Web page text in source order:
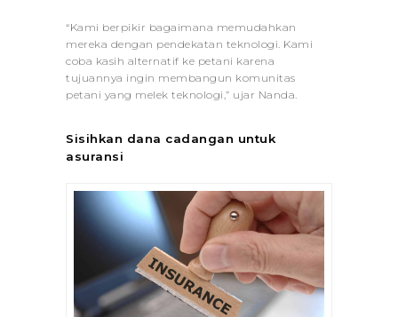
“Kami berpikir bagaimana memudahkan
mereka dengan pendekatan teknologi. Kami
coba kasih alternatif ke petani karena
tujuannya ingin membangun komunitas
petani yang melek teknologi,” ujar Nanda.
Sisihkan dana cadangan untuk
asuransi